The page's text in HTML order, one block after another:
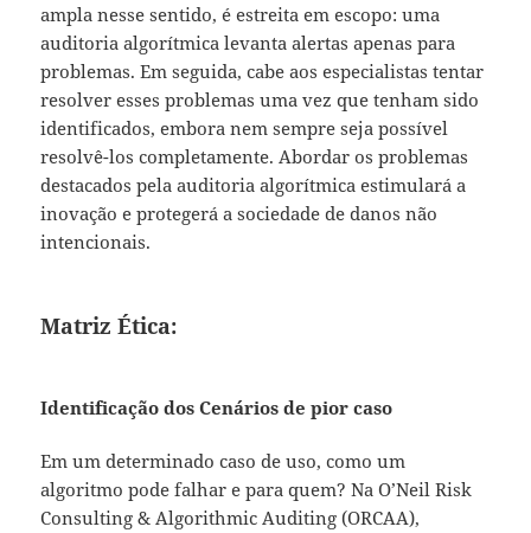
ampla nesse sentido, é estreita em escopo: uma
auditoria algorítmica levanta alertas apenas para
problemas. Em seguida, cabe aos especialistas tentar
resolver esses problemas uma vez que tenham sido
identificados, embora nem sempre seja possível
resolvê-los completamente. Abordar os problemas
destacados pela auditoria algorítmica estimulará a
inovação e protegerá a sociedade de danos não
intencionais.
Matriz Ética:
Identificação dos Cenários de pior caso
Em um determinado caso de uso, como um
algoritmo pode falhar e para quem? Na O’Neil Risk
Consulting & Algorithmic Auditing (ORCAA),